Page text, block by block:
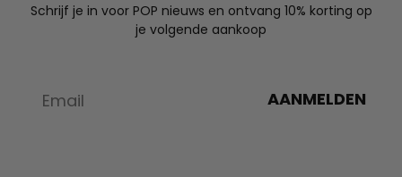
Schrijf je in voor POP nieuws en ontvang 10% korting op
je volgende aankoop
AANMELDEN